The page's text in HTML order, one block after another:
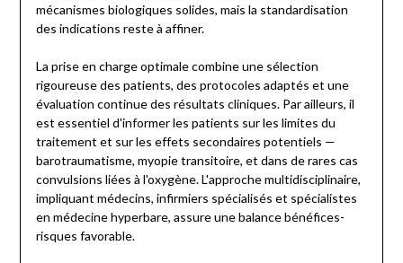
mécanismes biologiques solides, mais la standardisation
des indications reste à affiner.
La prise en charge optimale combine une sélection
rigoureuse des patients, des protocoles adaptés et une
évaluation continue des résultats cliniques. Par ailleurs, il
est essentiel d'informer les patients sur les limites du
traitement et sur les effets secondaires potentiels —
barotraumatisme, myopie transitoire, et dans de rares cas
convulsions liées à l'oxygène. L'approche multidisciplinaire,
impliquant médecins, infirmiers spécialisés et spécialistes
en médecine hyperbare, assure une balance bénéfices-
risques favorable.